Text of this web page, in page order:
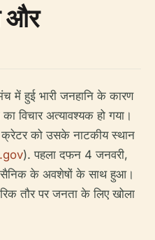
और
में हुई भारी जनहानि के कारण
विचार अत्यावश्यक हो गया।
को उसके नाटकीय स्थान
). पहला दफन 4 जनवरी,
सैनिक के अवशेषों के साथ हुआ।
तौर पर जनता के लिए खोला